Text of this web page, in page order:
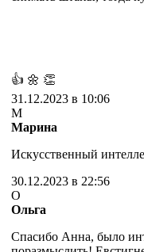
👍 🌼 👏
31.12.2023 в 10:06
М
Марина
Искусственный
30.12.2023 в 22:56
О
Ольга
Спасибо Анна, было